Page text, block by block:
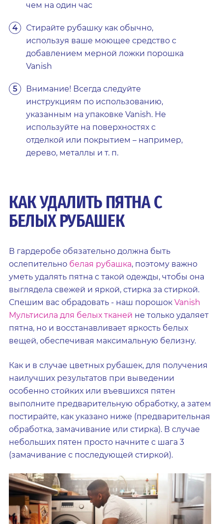
чем на один час
Стирайте рубашку как обычно,
используя ваше моющее средство с
добавлением мерной ложки порошка
Vanish
Внимание! Всегда следуйте
инструкциям по использованию,
указанным на упаковке Vanish. Не
используйте на поверхностях с
отделкой или покрытием – например,
дерево, металлы и т. п.
КАК УДАЛИТЬ ПЯТНА С
БЕЛЫХ РУБАШЕК
В гардеробе обязательно должна быть
ослепительно белая рубашка, поэтому важно
уметь удалять пятна с такой одежды, чтобы она
выглядела свежей и яркой, стирка за стиркой.
Спешим вас обрадовать - наш порошок Vanish
Мультисила для белых тканей не только удаляет
пятна, но и восстанавливает яркость белых
вещей, обеспечивая максимальную белизну.
Как и в случае цветных рубашек, для получения
наилучших результатов при выведении
особенно стойких или въевшихся пятен
выполните предварительную обработку, а затем
постирайте, как указано ниже (предварительная
обработка, замачивание или стирка). В случае
небольших пятен просто начните с шага 3
(замачивание с последующей стиркой).